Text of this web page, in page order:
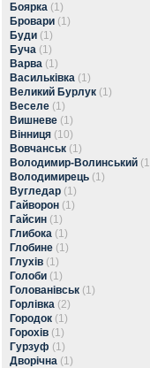
Боярка (1)
Бровари (1)
Буди (1)
Буча (1)
Варва (1)
Васильківка (1)
Великий Бурлук (1)
Веселе (1)
Вишневе (1)
Вінниця (10)
Вовчанськ (1)
Володимир-Волинський
Володимирець (1)
Вугледар (1)
Гайворон (1)
Гайсин (1)
Глибока (1)
Глобине (1)
Глухів (1)
Голоби (1)
Голованівськ (1)
Горлівка (2)
Городок (1)
Горохів (1)
Гурзуф (1)
Дворічна (1)